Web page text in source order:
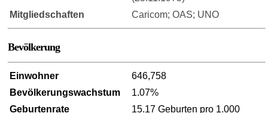
Mitgliedschaften
Caricom; OAS; UNO
Bevölkerung
Einwohner
646,758
Bevölkerungswachstum
1.07%
Geburtenrate
15.17 Geburten pro 1.000